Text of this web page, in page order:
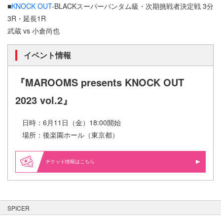
■KNOCK OUT-BLACKスーパーバンタム級・次期挑戦者決定戦 3分
3R・延長1R
武蔵 vs 小倉尚也
イベント情報
『MAROOMS presents KNOCK OUT
2023 vol.2』
日時：6月11日（金）18:00開始
場所：後楽園ホール（東京都）
情報はこちら
SPICER